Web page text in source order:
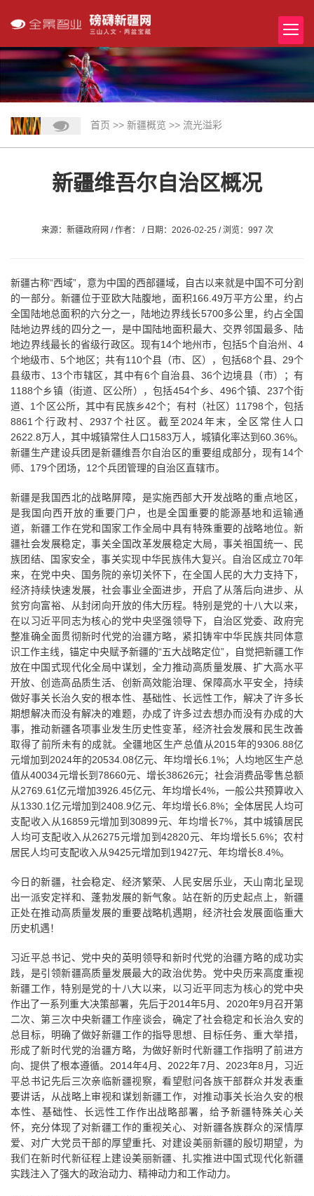
首页 >> 新疆概览 >> 流光溢彩
新疆维吾尔自治区概况
来源：新疆政府网 / 作者： / 日期：2026-02-25 / 浏览：997 次
新疆古称“西域”，意为中国的西部疆域，自古以来就是中国不可分割
的一部分。新疆位于亚欧大陆腹地，面积166.49万平方公里，约占
全国陆地总面积的六分之一，陆地边界线长5700多公里，约占全国
陆地边界线的四分之一，是中国陆地面积最大、交界邻国最多、陆
地边界线最长的省级行政区。现有14个地州市，包括5个自治州、4
个地级市、5个地区；共有110个县（市、区），包括68个县、29个
县级市、13个市辖区，其中有6个自治县、36个边境县（市）；有
1188个乡镇（街道、区公所），包括454个乡、496个镇、237个街
道、1个区公所，其中有民族乡42个；有村（社区）11798个，包括
8861个行政村、2937个社区。截至2024年末，全区常住人口
2622.8万人，其中城镇常住人口1583万人，城镇化率达到60.36%。
新疆生产建设兵团是新疆维吾尔自治区的重要组成部分，现有14个
师、179个团场，12个兵团管理的自治区直辖市。
新疆是我国西北的战略屏障，是实施西部大开发战略的重点地区，
是我国向西开放的重要门户，也是全国重要的能源基地和运输通
道，新疆工作在党和国家工作全局中具有特殊重要的战略地位。新
疆社会发展稳定，事关全国改革发展稳定大局，事关祖国统一、民
族团结、国家安全，事关实现中华民族伟大复兴。自治区成立70年
来，在党中央、国务院的亲切关怀下，在全国人民的大力支持下，
经济持续快速发展，社会事业全面进步，开启了从落后向进步、从
贫穷向富裕、从封闭向开放的伟大历程。特别是党的十八大以来，
在以习近平同志为核心的党中央坚强领导下，自治区党委、政府完
整准确全面贯彻新时代党的治疆方略，紧扣铸牢中华民族共同体意
识工作主线，锚定中央赋予新疆的“五大战略定位”，自觉把新疆工作
放在中国式现代化全局中谋划，全力推动高质量发展、扩大高水平
开放、创造高品质生活、创新高效能治理、保障高水平安全，持续
做好事关长治久安的根本性、基础性、长远性工作，解决了许多长
期想解决而没有解决的难题，办成了许多过去想办而没有办成的大
事，推动新疆各项事业发生历史性变革，经济社会发展和民生改善
取得了前所未有的成就。全疆地区生产总值从2015年的9306.88亿
元增加到2024年的20534.08亿元、年均增长6.1%；人均地区生产总
值从40034元增长到78660元、增长38626元；社会消费品零售总额
从2769.61亿元增加3926.45亿元、年均增长4%，一般公共预算收入
从1330.1亿元增加到2408.9亿元、年均增长6.8%；全体居民人均可
支配收入从16859元增加到30899元、年均增长7%，其中城镇居民
人均可支配收入从26275元增加到42820元、年均增长5.6%；农村
居民人均可支配收入从9425元增加到19427元、年均增长8.4%。
今日的新疆，社会稳定、经济繁荣、人民安居乐业，天山南北呈现
出一派安定祥和、蓬勃发展的新气象。站在新的历史起点上，新疆
正处在推动高质量发展的重要战略机遇期，经济社会发展面临重大
历史机遇！
习近平总书记、党中央的英明领导和新时代党的治疆方略的成功实
践，是引领新疆高质量发展最大的政治优势。党中央历来高度重视
新疆工作，特别是党的十八大以来，以习近平同志为核心的党中央
作出了一系列重大决策部署，先后于2014年5月、2020年9月召开第
二次、第三次中央新疆工作座谈会，确定了社会稳定和长治久安的
总目标，明确了做好新疆工作的指导思想、目标任务、重大举措，
形成了新时代党的治疆方略，为做好新时代新疆工作指明了前进方
向、提供了根本遵循。2014年4月、2022年7月、2023年8月，习近
平总书记先后三次亲临新疆视察，看望慰问各族干部群众并发表重
要讲话，从战略上审视和谋划新疆工作，对推动事关长治久安的根
本性、基础性、长远性工作作出战略部署，给予新疆特殊关心关
怀，充分体现了对新疆工作的重视关心、对新疆各族群众的深情厚
爱、对广大党员干部的厚望重托、对建设美丽新疆的殷切期望，为
我们在新时代新征程上建设美丽新疆、扎实推进中国式现代化新疆
实践注入了强大的政治动力、精神动力和工作动力。